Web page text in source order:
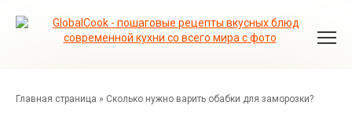
Главная страница » Сколько нужно варить обабки для заморозки?